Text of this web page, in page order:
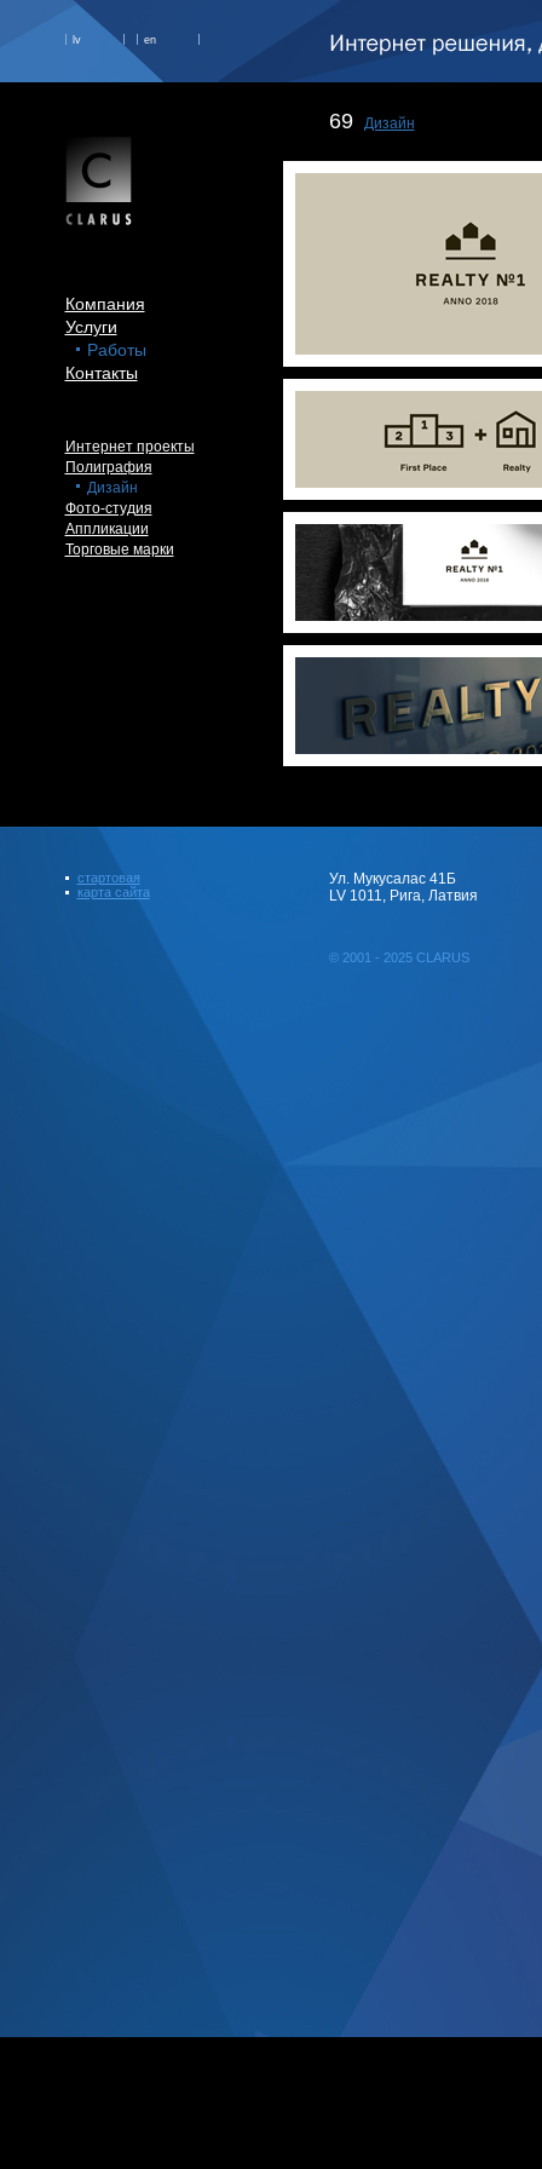
lv en
Компания
Услуги
Работы
Контакты
Интернет проекты
Полиграфия
Дизайн
Фото-студия
Аппликации
Торговые марки
69 Дизайн
стартовая
карта сайта
Ул. Мукусалас 41Б
LV 1011, Рига, Латвия
© 2001 - 2025 CLARUS